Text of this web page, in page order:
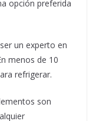
opción preferida
un experto en
menos de 10
refrigerar.
son